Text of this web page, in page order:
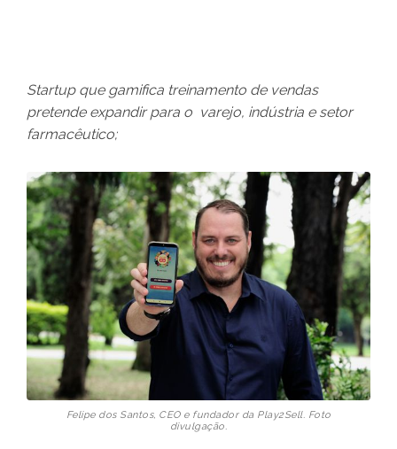
Startup que gamifica treinamento de vendas
pretende expandir para o varejo, indústria e setor
farmacêutico;
Felipe dos Santos, CEO e fundador da Play2Sell. Foto
divulgação.